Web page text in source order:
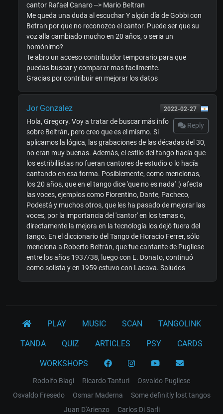
cantor Rafael Canaro --> Mario Beltran
Me queda una duda al escuchar Y algún día de Gobbi con
Betran por que no reconozco el cantor. Puede ser que su
voz alla cambiado mucho en 20 años, o seria un
homónimo?
Te abro un acceso contribuidor temporario para que
puedas buscar y comparar mas facilmente.
Gracias por contribuir en mejorar los datos
2022-02-27
Jor Gonzalez
Reply
Hola, Gregory. Voy a tratar de buscar más info
sobre Beltrán, pero creo que es el mismo. Si
aplicamos la lógica, las grabaciones de las décadas del 30,
no eran muy buenas. Además, el estilo del tango hacía que
los estribillistas no fueran cantores de estudio o lo hacía
cantando en esa forma. Posiblemente, como mencionas,
los 20 años, que en el tango dice 'que no es nada' :) afecta
las voces, ejemplos como Fiorentino, Dante, Pacheco,
Podestá y muchos otros, que les ha pasado de mejorar las
voces, por la importancia del 'cantor' en los temas o,
directamente la mejora en la tecnología los dejó fuera del
tango. En el diccionario del Tango de Horacio Ferrer, sólo
menciona a Roberto Beltrán, que fue cantante de Pugliese
entre los años 1937/38, luego con E. Donato, continuó
como solista y en 1959 estuvo con Lacava. Saludos
PLAY MUSIC SCAN TANGOLINK
TANDA QUIZ ARTICLES PSY CARDS
WORKSHOPS
Rodolfo Biagi Ricardo Tanturi
Osvaldo Pugliese
Osvaldo Fresedo
Osmar Maderna
Some definitly lost tangos
Juan D'Arienzo
Carlos Di Sarli